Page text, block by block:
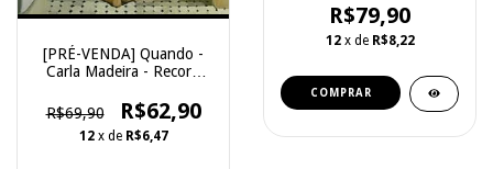
[PRÉ-VENDA] Quando -
Carla Madeira - Record
R$69,90
R$62,90
12 x de R$6,47
- Record
R$79,90
12 x de R$8,22